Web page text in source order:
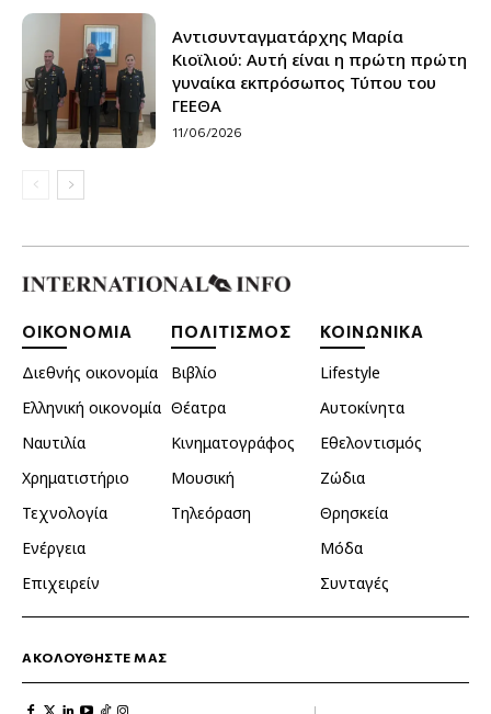
Αντισυνταγματάρχης Μαρία
Κιοϊλιού: Αυτή είναι η πρώτη πρώτη
γυναίκα εκπρόσωπος Τύπου του
ΓΕΕΘΑ
11/06/2026
ΟΙΚΟΝΟΜΙΑ
Διεθνής οικονομία
Ελληνική οικονομία
Ναυτιλία
Χρηματιστήριο
Τεχνολογία
Ενέργεια
Επιχειρείν
ΠΟΛΙΤΙΣΜΟΣ
Βιβλίο
Θέατρα
Κινηματογράφος
Μουσική
Τηλεόραση
ΚΟΙΝΩΝΙΚΑ
Lifestyle
Αυτοκίνητα
Εθελοντισμός
Ζώδια
Θρησκεία
Μόδα
Συνταγές
ΑΚΟΛΟΥΘΗΣΤΕ ΜΑΣ